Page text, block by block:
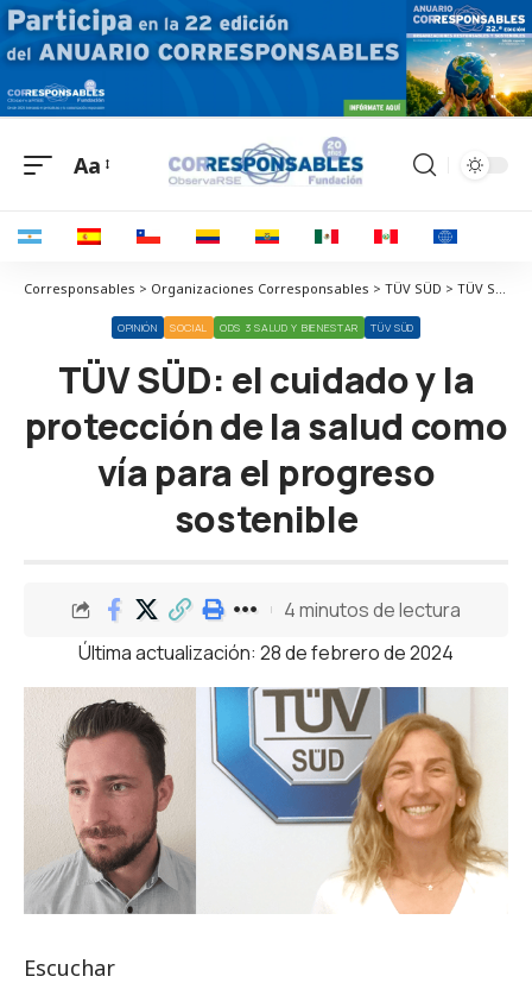
Aa
Corresponsables > Organizaciones Corresponsables > TÜV SÜD > TÜV SÜD: el cuidado y la protección de la salud como vía para el progreso sostenible
OPINIÓN SOCIAL ODS 3 SALUD Y BIENESTAR TÜV SÜD
TÜV SÜD: el cuidado y la
protección de la salud como
vía para el progreso
sostenible
Última actualización: 28 de febrero de 2024
4 minutos de lectura
Escuchar